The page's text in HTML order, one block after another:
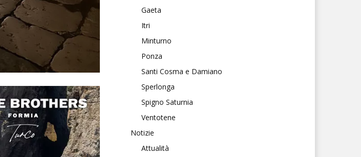
Gaeta
Itri
Minturno
Ponza
Santi Cosma e Damiano
Sperlonga
Spigno Saturnia
Ventotene
Notizie
Attualità